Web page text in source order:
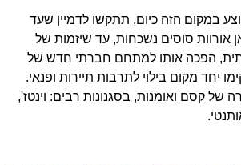
הזה כיום, תתקשו לדמיין שעד
סוסים נשכחות, עד שיזמות של
הפכה אותו למתחם חברתי חדש של
יחד מקום בילוי לתרבות תיירות ופנאי.
קסם ואומנות, בסגנונות רבים: וינטז',